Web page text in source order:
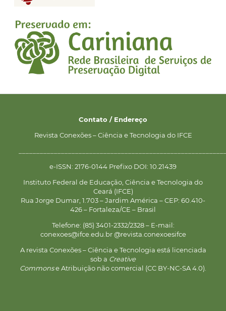
Contato / Endereço
Revista Conexões – Ciência e Tecnologia do IFCE
e-ISSN: 2176-0144 Prefixo DOI: 10.21439
Instituto Federal de Educação, Ciência e Tecnologia do
Ceará (IFCE)
Rua Jorge Dumar, 1.703 – Jardim América – CEP: 60.410-
426 – Fortaleza/CE – Brasil
Telefone: (85) 3401-2332/2328 – E-mail:
conexoes@ifce.edu.br @revista.conexoesifce
A revista Conexões – Ciência e Tecnologia está licenciada
sob a Creative
Commonse Atribuição não comercial (CC BY-NC-SA 4.0).